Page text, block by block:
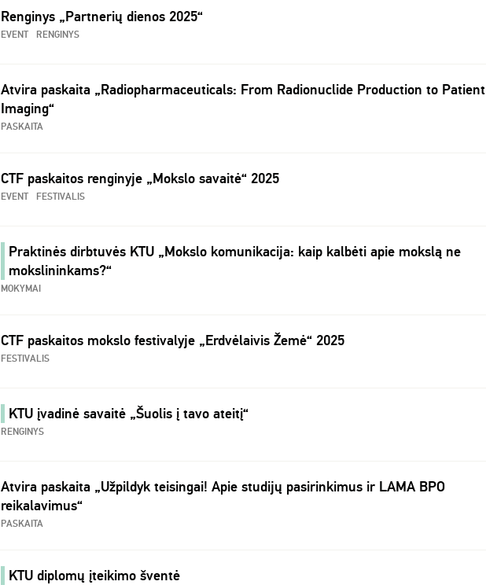
Renginys „Partnerių dienos 2025“
EVENT RENGINYS
Atvira paskaita „Radiopharmaceuticals: From Radionuclide Production to Patient
Imaging“
PASKAITA
CTF paskaitos renginyje „Mokslo savaitė“ 2025
EVENT FESTIVALIS
Praktinės dirbtuvės KTU „Mokslo komunikacija: kaip kalbėti apie mokslą ne
mokslininkams?“
MOKYMAI
CTF paskaitos mokslo festivalyje „Erdvėlaivis Žemė“ 2025
FESTIVALIS
KTU įvadinė savaitė „Šuolis į tavo ateitį“
RENGINYS
Atvira paskaita „Užpildyk teisingai! Apie studijų pasirinkimus ir LAMA BPO
reikalavimus“
PASKAITA
KTU diplomų įteikimo šventė